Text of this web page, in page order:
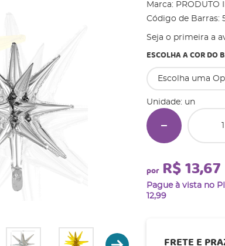
Marca: PRODUTO
Código de Barras:
Seja o primeira a
ESCOLHA A COR DO
Unidade: un
por R$ 13,67
Pague à vista no
12,99